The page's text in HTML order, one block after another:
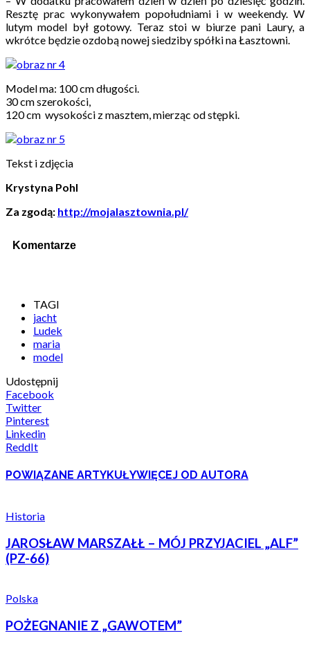
Resztę prac wykonywałem popołudniami i w weekendy. W
lutym model był gotowy. Teraz stoi w biurze pani Laury, a
wkrótce będzie ozdobą nowej siedziby spółki na Łasztowni.
Model ma: 100 cm długości.
30 cm szerokości,
120 cm wysokości z masztem, mierząc od stępki.
Tekst i zdjęcia
Krystyna Pohl
Za zgodą: http://mojalasztownia.pl/
Komentarze
TAGI
jacht
Ludek
maria
model
Udostępnij
Facebook
Twitter
Pinterest
Linkedin
ReddIt
POWIĄZANE ARTYKUŁYWIĘCEJ OD AUTORA
Historia
JAROSŁAW MARSZAŁŁ – MÓJ PRZYJACIEL „ALF”
(PZ-66)
Polska
POŻEGNANIE Z „GAWOTEM”